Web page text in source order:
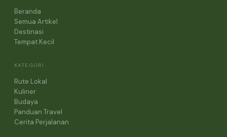
Beranda
Semua Artikel
Destinasi
Tempat Kecil
KATEGORI
Rute Lokal
Kuliner
Budaya
Panduan Travel
Cerita Perjalanan